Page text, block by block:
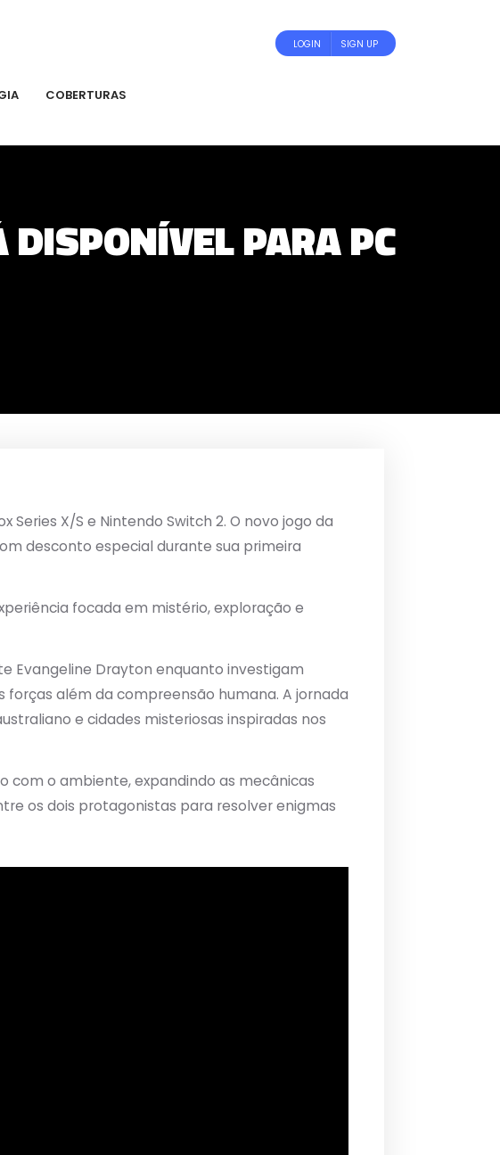
LOGIN SIGN UP
COBERTURAS
DISPONÍVEL PARA PC
Series X/S e Nintendo Switch 2. O novo jogo da
desconto especial durante sua primeira
focada em mistério, exploração e
Evangeline Drayton enquanto investigam
além da compreensão humana. A jornada
e cidades misteriosas inspiradas nos
com o ambiente, expandindo as mecânicas
os dois protagonistas para resolver enigmas